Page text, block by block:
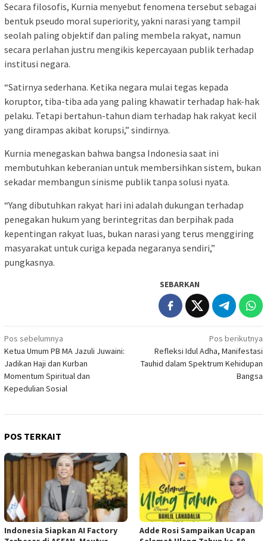
Secara filosofis, Kurnia menyebut fenomena tersebut sebagai
bentuk pseudo moral superiority, yakni narasi yang tampil
seolah paling objektif dan paling membela rakyat, namun
secara perlahan justru mengikis kepercayaan publik terhadap
institusi negara.
“Satirnya sederhana. Ketika negara mulai tegas kepada
koruptor, tiba-tiba ada yang paling khawatir terhadap hak-hak
pelaku. Tetapi bertahun-tahun diam terhadap hak rakyat kecil
yang dirampas akibat korupsi,” sindirnya.
Kurnia menegaskan bahwa bangsa Indonesia saat ini
membutuhkan keberanian untuk membersihkan sistem, bukan
sekadar membangun sinisme publik tanpa solusi nyata.
“Yang dibutuhkan rakyat hari ini adalah dukungan terhadap
penegakan hukum yang berintegritas dan berpihak pada
kepentingan rakyat luas, bukan narasi yang terus menggiring
masyarakat untuk curiga kepada negaranya sendiri,”
pungkasnya.
SEBARKAN
Navigasi
pos
Pos sebelumnya
Ketua Umum PB MA Jazuli Juwaini:
Jadikan Haji dan Kurban
Momentum Spiritual dan
Kepedulian Sosial
Pos berikutnya
Refleksi Idul Adha, Manifestasi
Tauhid dalam Spektrum Kehidupan
Bangsa
POS TERKAIT
Indonesia Siapkan AI Factory
Adde Rosi Sampaikan Ucapan